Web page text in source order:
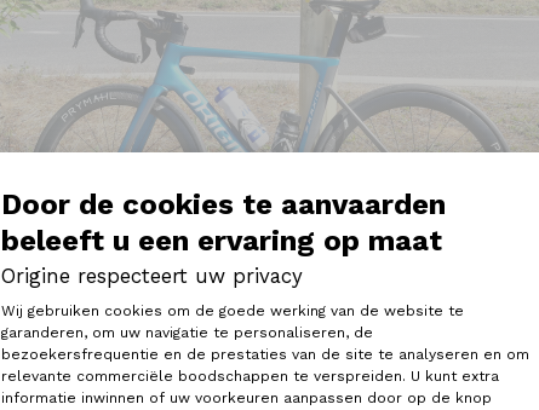
Door de cookies te aanvaarden
beleeft u een ervaring op maat
Origine respecteert uw privacy
Toestemmingsbeheerplatform:
Wij gebruiken cookies om de goede werking van de website te
garanderen, om uw navigatie te personaliseren, de
bezoekersfrequentie en de prestaties van de site te analyseren en om
relevante commerciële boodschappen te verspreiden. U kunt extra
informatie inwinnen of uw voorkeuren aanpassen door op de knop
Axeptio consent